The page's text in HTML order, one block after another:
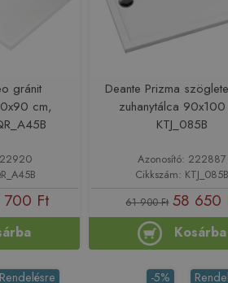
gránit
cm,
700 Ft
Deante Prizma
zuhanytálca
KTJ_085B
Azonosító: 222887
Cikkszám: KTJ_085B
61 900 Ft 58 650
Kosárba
-5%
Rendelésre